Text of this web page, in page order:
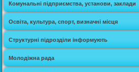
Комунальні підприємства, установи, заклади
Освіта, культура, спорт, визначні місця
Структурні підрозділи інформують
Молодіжна рада